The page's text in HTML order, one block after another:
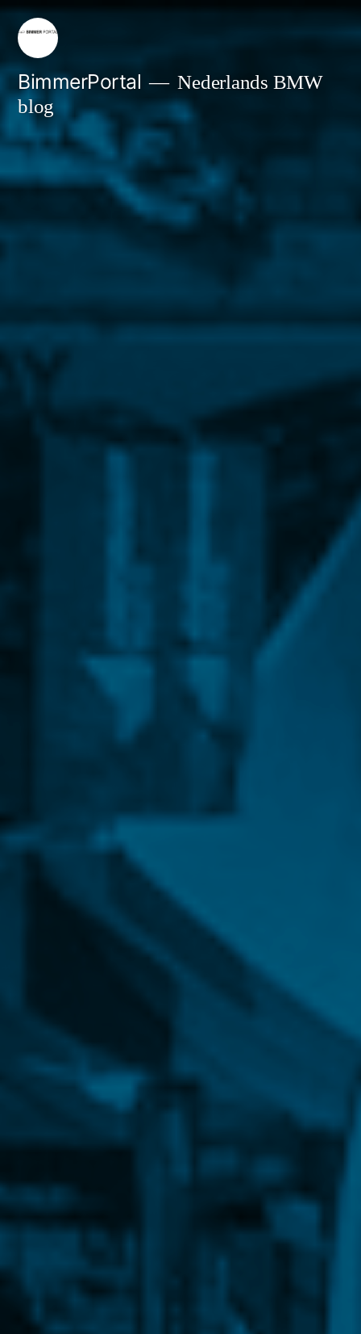
Ga
naar
de
inhoud
BimmerPortal
Nederlands BMW
blog